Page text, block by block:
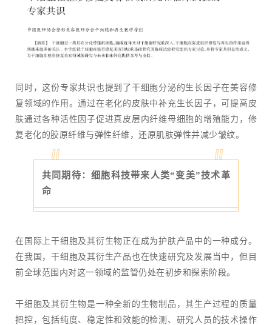
同时，这份专家共识也提到了干细胞分泌的生长因子在美容修
复领域的作用。通过在老化的皮肤中补充生长因子，可提高皮
肤通过各种活性因子促进真皮层内纤维母细胞的增殖能力，修
复老化的胶原纤维与弹性纤维，还原肌肤弹性并减少皱纹。
共同期待：细胞科技带来人类“变美”技术革
命
在国际上干细胞及其衍生物正在成为护肤产品中的一种成分。
在我国，干细胞及其衍生产品也在快速研究及发展当中，但目
前全球范围内对这一领域的监管仍处在初步和探索阶段。
干细胞及其衍生物是一种全新的生物制品，其生产过程的质量
把控，包括纯度、稳定性和效能的检测、研究人员的技术操作